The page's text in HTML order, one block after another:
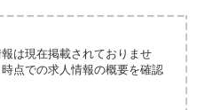
は現在掲載されておりませ
点での求人情報の概要を確認